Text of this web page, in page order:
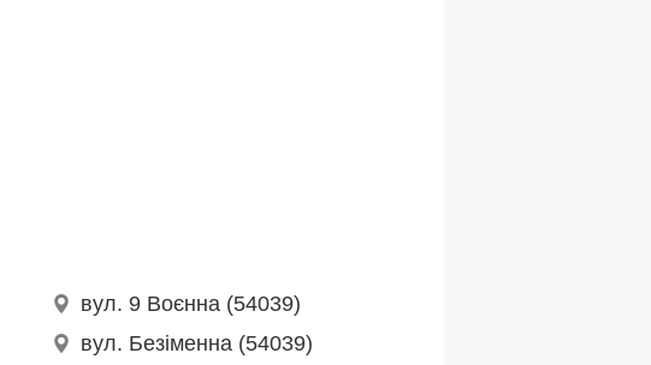
вул. 9 Воєнна (54039)
вул. Безіменна (54039)